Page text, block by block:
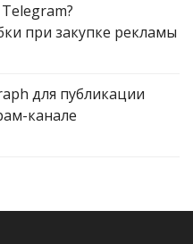
при закупке рекламы
для публикации
канале